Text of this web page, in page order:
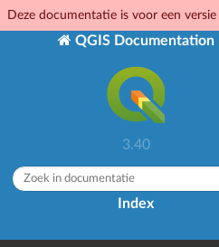
Deze documentatie is voor een
QGIS Documentation
3.40
Index